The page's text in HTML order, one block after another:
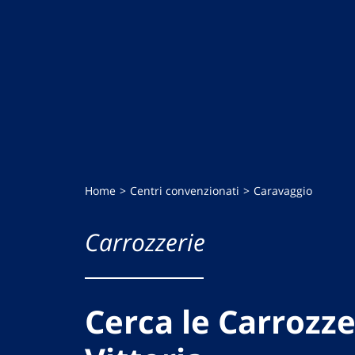
Home Centri convenzionati Caravaggio
Carrozzerie
Cerca le